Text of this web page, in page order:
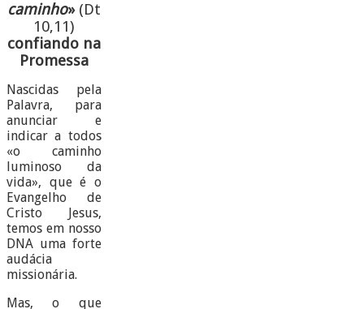
caminho»(Dt
10,11)
confiando na
Promessa
Nascidas pela
Palavra, para
anunciar e
indicar a todos
«o caminho
luminoso da
vida», que é o
Evangelho de
Cristo Jesus,
temos em nosso
DNA uma forte
audácia
missionária.
Mas, o que